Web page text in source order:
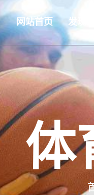
网站首页 发现必
体